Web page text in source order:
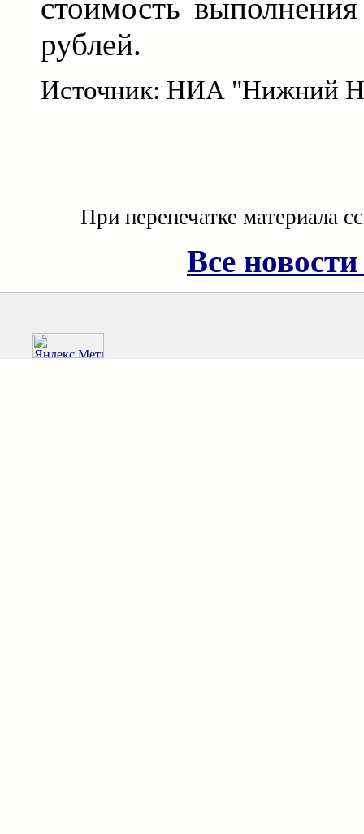
стоимость
рублей.
Источник: НИА "Нижний
При перепечатке материала
Все